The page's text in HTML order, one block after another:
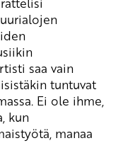
saa vain
tuntuvat
Ei ole ihme,
kun
manaa